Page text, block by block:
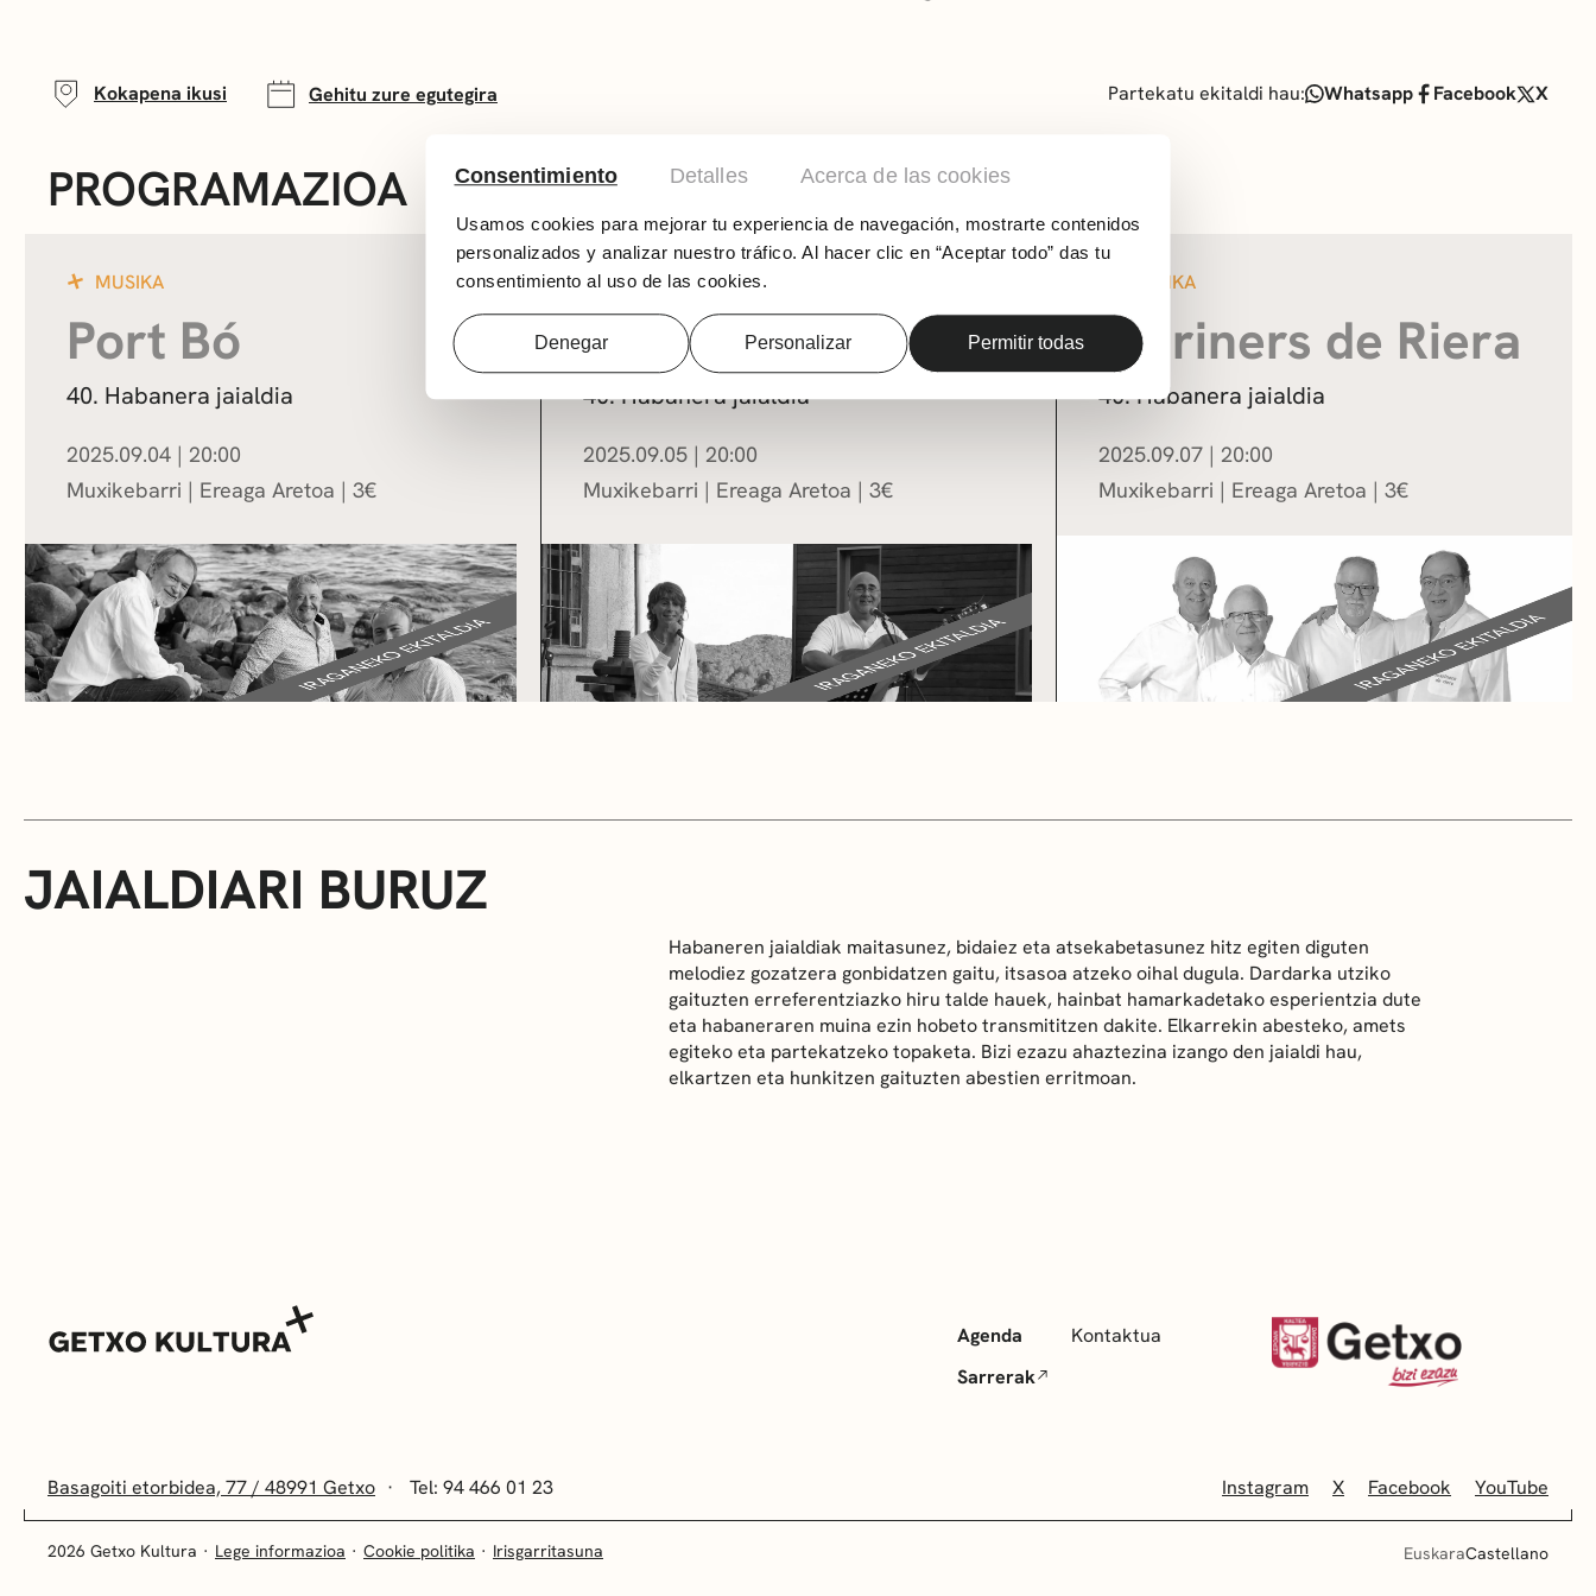
Consentimiento Detalles Acerca de las cookies
Usamos cookies para mejorar tu experiencia de navegación, mostrarte contenidos
personalizados y analizar nuestro tráfico. Al hacer clic en “Aceptar todo” das tu
consentimiento al uso de las cookies.
Denegar Personalizar Permitir todas
Kokapena ikusi Gehitu zure egutegira Partekatu ekitaldi hau: Whatsapp Facebook X
PROGRAMAZIOA
MUSIKA
Port Bó
40. Habanera jaialdia
2025.09.04 | 20:00
Muxikebarri | Ereaga Aretoa 3€
MUSIKA
La Vella Lola
40. Habanera jaialdia
2025.09.05| 20:00
Muxikebarri | Ereaga Aretoa 3€
MUSIKA
Mariners de Riera
40. Habanera jaialdia
2025.09.07 | 20:00
Muxikebarri | Ereaga Aretoa 3€
JAIALDIARI BURUZ
Habaneren jaialdiak maitasunez, bidaiez eta atsekabetasunez hitz egiten diguten
melodiez gozatzera gonbidatzen gaitu, itsasoa atzeko oihal dugula. Dardarka utziko
gaituzten erreferentziazko hiru talde hauek, hainbat hamarkadetako esperientzia dute
eta habaneraren muina ezin hobeto transmititzen dakite. Elkarrekin abesteko, amets
egiteko eta partekatzeko topaketa. Bizi ezazu ahaztezina izango den jaialdi hau,
elkartzen eta hunkitzen gaituzten abestien erritmoan.
Agenda
Sarrerak
Kontaktua
Basagoiti etorbidea, 77 / 48991 Getxo Tel: 94 466 01 23 Instagram X Facebook YouTube
EuskaraCastellano
2026 Getxo Kultura Lege informazioa Cookie politika Irisgarritasuna